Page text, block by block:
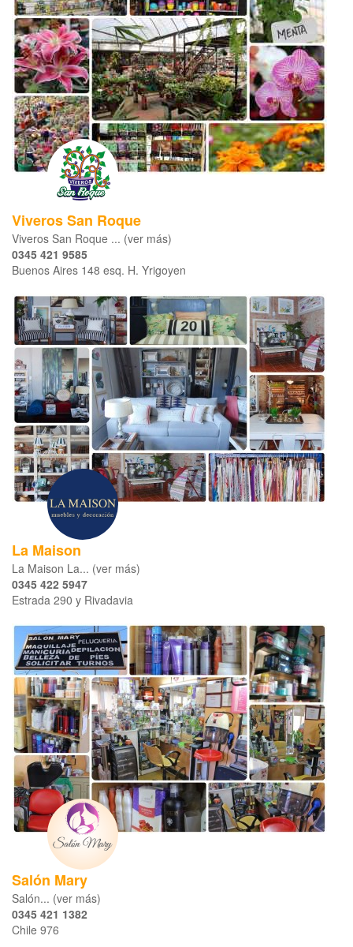
Viveros San Roque
Viveros San Roque ... (ver más)
0345 421 9585
Buenos Aires 148 esq. H. Yrigoyen
La Maison
La Maison La... (ver más)
0345 422 5947
Estrada 290 y Rivadavia
Salón Mary
Salón... (ver más)
0345 421 1382
Chile 976